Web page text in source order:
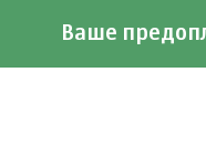
Ваше